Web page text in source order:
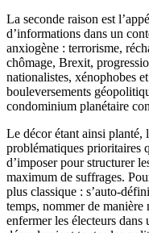
La seconde raison est
d’informations dans un
anxiogène : terrorisme,
chômage, Brexit,
nationalistes, xénophobes
bouleversements
condominium planétaire
Le décor étant ainsi planté,
problématiques prioritaires
d’imposer pour structurer
maximum de suffrages.
plus classique : s’auto-
temps, nommer de manière
enfermer les électeurs